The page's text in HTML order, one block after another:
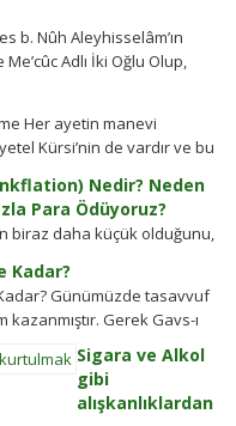
b. Nûh Aleyhisselâm’ın
Adlı İki Oğlu Olup,
Her ayetin manevi
Kürsi’nin de vardır ve bu
Nedir? Neden
Para Ödüyoruz?
biraz daha küçük olduğunu,
daha az bisküvi
daha fazla
Kadar?
Günümüzde tasavvuf
kazanmıştır. Gerek Gavs-ı
Seyyid Tâhâ hazretlerinin
değildi....
Sigara ve Alkol
gibi
alışkanlıklardan